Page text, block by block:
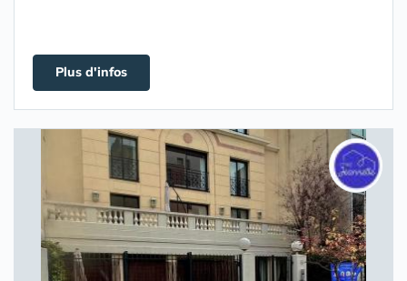
Plus d'infos